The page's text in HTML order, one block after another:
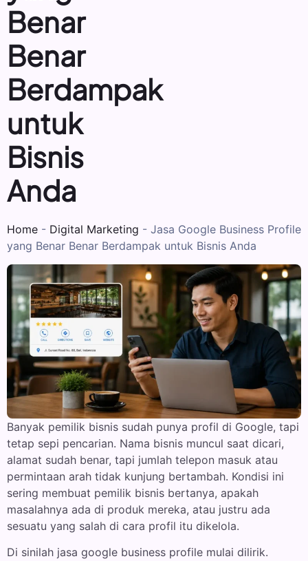
Home - Digital Marketing - Jasa Google Business Profile
yang Benar Benar Berdampak untuk Bisnis Anda
Benar
Benar
Berdampak
untuk
Bisnis
Anda
Banyak pemilik bisnis sudah punya profil di Google, tapi
tetap sepi pencarian. Nama bisnis muncul saat dicari,
alamat sudah benar, tapi jumlah telepon masuk atau
permintaan arah tidak kunjung bertambah. Kondisi ini
sering membuat pemilik bisnis bertanya, apakah
masalahnya ada di produk mereka, atau justru ada
sesuatu yang salah di cara profil itu dikelola.
Di sinilah jasa google business profile mulai dilirik.